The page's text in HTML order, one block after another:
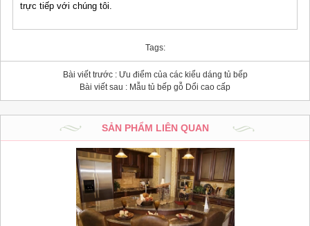
trực tiếp với chúng tôi.
Tags:
Bài viết trước :Ưu điểm của các kiểu dáng tủ bếp
Bài viết sau : Mẫu tủ bếp gỗ Dổi cao cấp
SẢN PHẨM LIÊN QUAN